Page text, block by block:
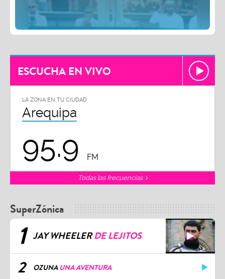
ESCUCHA EN VIVO
LA ZONA EN TU CIUDAD
Arequipa
95.9 FM
Todas las frecuencias
SuperZónica
1 JAY WHEELERDE LEJITOS
2 OZUNA UNA AVENTURA